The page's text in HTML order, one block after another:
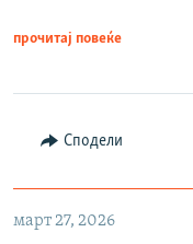
прочитај повеќе
Сподели
март 27, 2026